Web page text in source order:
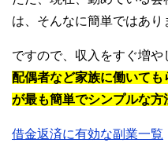
は、そんなに簡単ではあり
ですので、収入をすぐ増や
配偶者など家族に働いて
が最も簡単でシンプルな方
借金返済に有効な副業一覧